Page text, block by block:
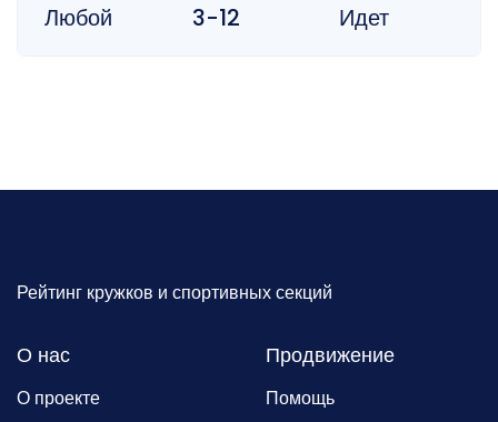
Любой 3-12 Идет
Рейтинг кружков и спортивных секций
О нас
О проекте
Продвижение
Помощь